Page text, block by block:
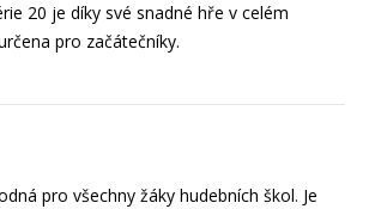
20 je díky své snadné hře v celém
pro začátečníky.
pro všechny žáky hudebních škol. Je